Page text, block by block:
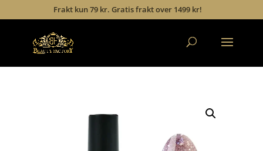
Frakt kun 79 kr. Gratis frakt over 1499 kr!